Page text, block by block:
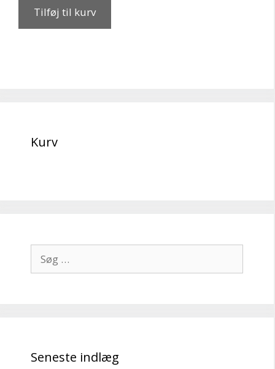
Tilføj til kurv
Kurv
efter:
Seneste indlæg